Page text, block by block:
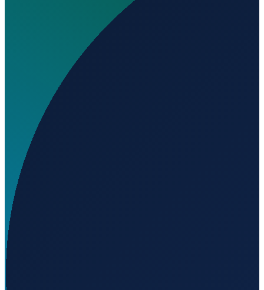
Wo liegt Elliott Farms Airport?
Auf welcher Höhe liegt Elliott Farms Airport?
Wird geladen...
48.64800
Los Angeles